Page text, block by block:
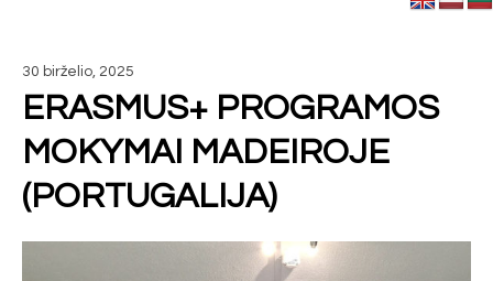
30 birželio, 2025
ERASMUS+ PROGRAMOS
MOKYMAI MADEIROJE
(PORTUGALIJA)